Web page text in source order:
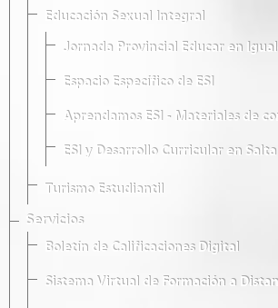
Educación Sexual Integral
Jornada Provincial Educar en
Espacio Específico de ESI
Aprendamos ESI - Materiales de
ESI y Desarrollo Curricular en Salta
Turismo Estudiantil
Servicios
Boletín de Calificaciones Digital
Sistema Virtual de Formación a